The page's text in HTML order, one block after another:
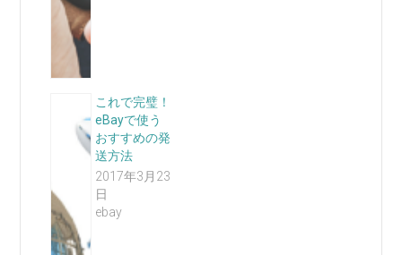
これで完璧！
eBayで使う
おすすめの発
送方法
2017年3月23
日
ebay